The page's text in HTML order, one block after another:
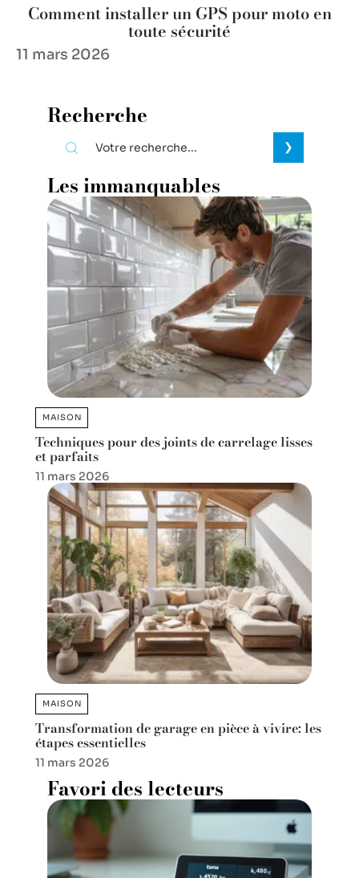
Comment installer un GPS pour moto en
toute sécurité
11 mars 2026
Recherche
Les immanquables
MAISON
Techniques pour des joints de carrelage lisses
et parfaits
11 mars 2026
MAISON
Transformation de garage en pièce à vivire: les
étapes essentielles
11 mars 2026
Favori des lecteurs